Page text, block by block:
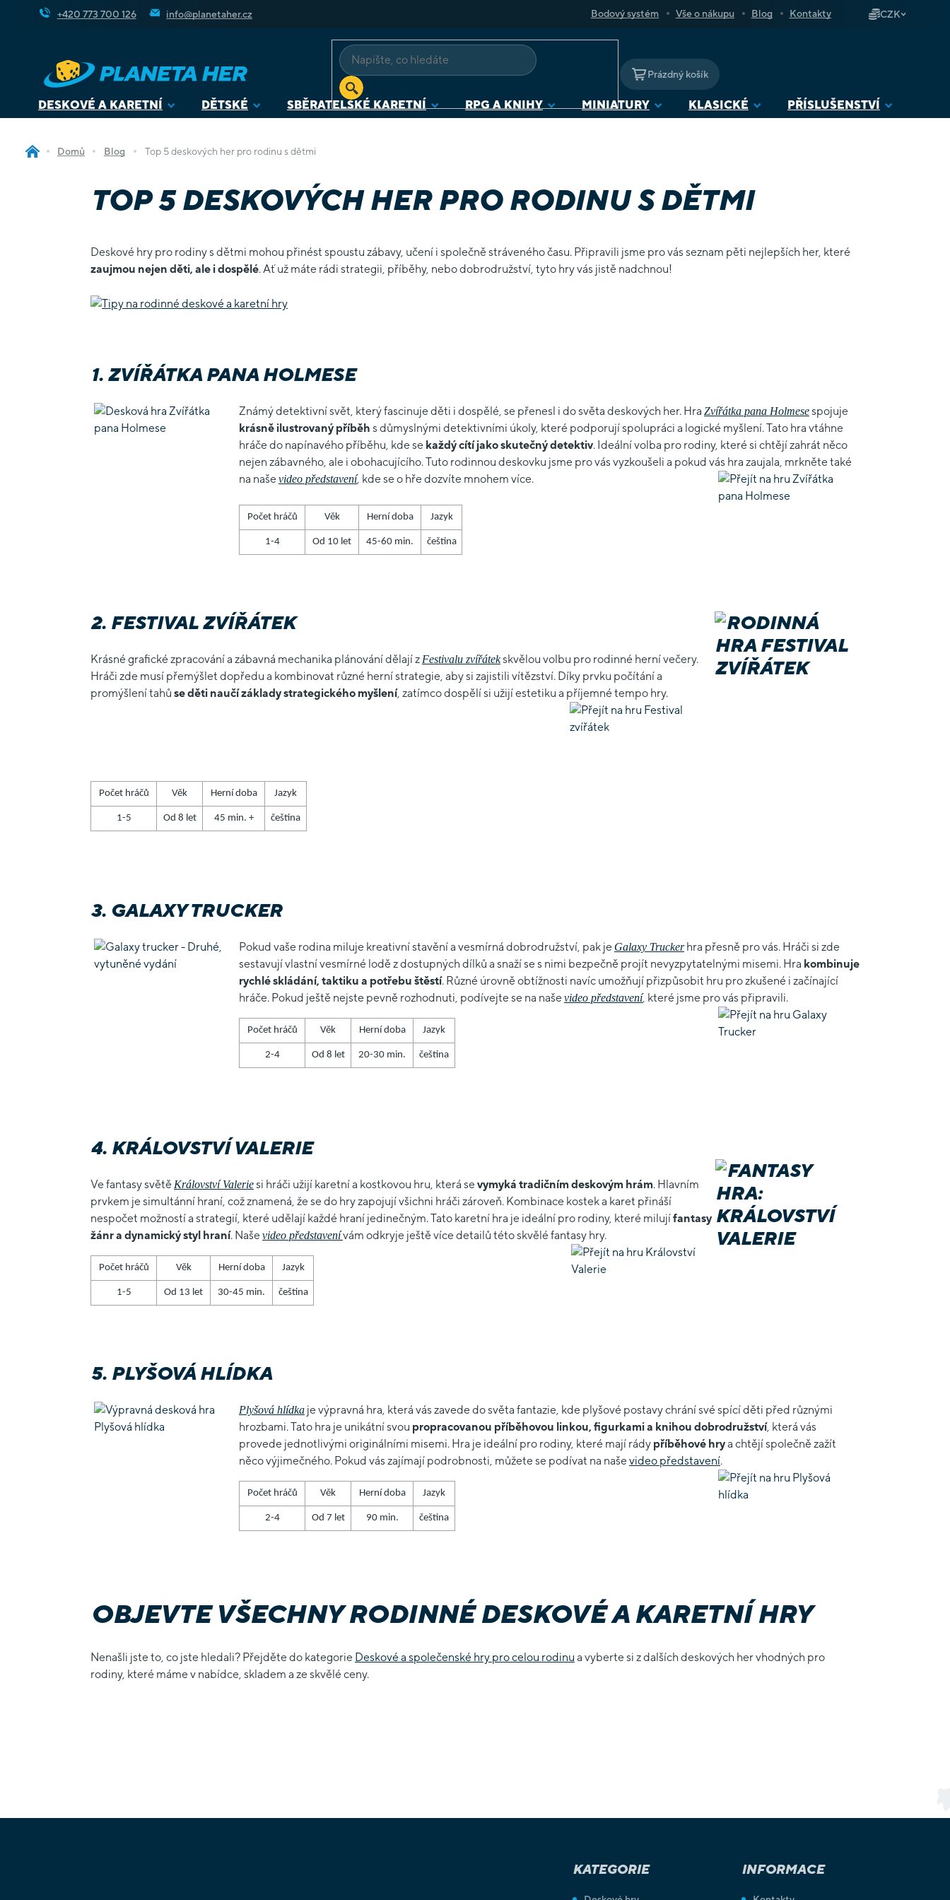
+420 773 700 126 info@planetaher.cz Bodový systém Vše o nákupu Blog Kontakty CZK
NÁKUPNÍ
KOŠÍK
Prázdný košík
DESKOVÉ A KARETNÍ DĚTSKÉ SBĚRATELSKÉ KARETNÍ RPG A KNIHY MINIATURY KLASICKÉ PŘÍSLUŠENSTVÍ
Domů Blog Top 5 deskových her pro rodinu s dětmi
TOP 5 DESKOVÝCH HER PRO RODINU S DĚTMI
Deskové hry pro rodiny s dětmi mohou přinést spoustu zábavy, učení i společně stráveného času. Připravili jsme pro vás seznam pěti nejlepších her, které
zaujmou nejen děti, ale i dospělé. Ať už máte rádi strategii, příběhy, nebo dobrodružství, tyto hry vás jistě nadchnou!
1. ZVÍŘÁTKA PANA HOLMESE
Známý detektivní svět, který fascinuje děti i dospělé, se přenesl i do světa deskových her. Hra Zvířátka pana Holmesespojuje
krásně ilustrovaný příběh s důmyslnými detektivními úkoly, které podporují spolupráci a logické myšlení. Tato hra vtáhne
hráče do napínavého příběhu, kde se každý cítí jako skutečný detektiv. Ideální volba pro rodiny, které si chtějí zahrát něco
nejen zábavného, ale i obohacujícího. Tuto rodinnou deskovku jsme pro vás vyzkoušeli a pokud vás hra zaujala, mrkněte také
na naševideo představení, kde se o hře dozvíte mnohem více.
Počet hráčů Věk Herní doba Jazyk
1-4 Od 10 let 45-60 min. čeština
2. FESTIVAL ZVÍŘÁTEK
Krásné grafické zpracování a zábavná mechanika plánování dělají z Festivalu zvířátekskvělou volbu pro rodinné herní večery.
Hráči zde musí přemýšlet dopředu a kombinovat různé herní strategie, aby si zajistili vítězství. Díky prvku počítání a
promýšlení tahů se děti naučí základy strategického myšlení, zatímco dospělí si užijí estetiku a příjemné tempo hry.
Počet hráčů Věk Herní doba Jazyk
1-5 Od 8 let 45 min. + čeština
3. GALAXY TRUCKER
Pokud vaše rodina miluje kreativní stavění a vesmírná dobrodružství, pak je Galaxy Truckerhra přesně pro vás. Hráči si zde
sestavují vlastní vesmírné lodě z dostupných dílků a snaží se s nimi bezpečně projít nevyzpytatelnými misemi. Hra kombinuje
rychlé skládání, taktiku a potřebu štěstí. Různé úrovně obtížnosti navíc umožňují přizpůsobit hru pro zkušené i začínající
hráče. Pokud ještě nejste pevně rozhodnuti, podívejte se na naševideo představení, které jsme pro vás připravili.
Počet hráčů Věk Herní doba Jazyk
2-4 Od 8 let 20-30 min. čeština
4. KRÁLOVSTVÍ VALERIE
Ve fantasy světě Království Valeriesi hráči užijí karetní a kostkovou hru, která sevymyká tradičním deskovým hrám. Hlavním
prvkem je simultánní hraní, což znamená, že se do hry zapojují všichni hráči zároveň. Kombinace kostek a karet přináší
nespočet možností a strategií, které udělají každé hraní jedinečným. Tato karetní hra je ideální pro rodiny, které milujífantasy
žánr a dynamický styl hraní. Naševideo představenívám odkryje ještě více detailů této skvělé fantasy hry.
Počet hráčů Věk Herní doba Jazyk
1-5 Od 13 let 30-45 min. čeština
5. PLYŠOVÁ HLÍDKA
Plyšová hlídka je výpravná hra, která vás zavede do světa fantazie, kde plyšové postavy chrání své spící děti před různými
hrozbami. Tato hra je unikátní svou propracovanou příběhovou linkou, figurkami a knihou dobrodružství, která vás
provede jednotlivými originálními misemi. Hra je ideální pro rodiny, které mají rády příběhové hrya chtějí společně zažít
něco výjimečného. Pokud vás zajímají podrobnosti, můžete se podívat na naševideo představení.
Počet hráčů Věk Herní doba Jazyk
2-4 Od 7 let 90 min. čeština
OBJEVTE VŠECHNY RODINNÉ DESKOVÉ A KARETNÍ HRY
Nenašli jste to, co jste hledali? Přejděte do kategorie Deskové a společenské hry pro celou rodinu a vyberte si z dalších deskových her vhodných pro
rodiny, které máme v nabídce, skladem a ze skvělé ceny.
KATEGORIE INFORMACE